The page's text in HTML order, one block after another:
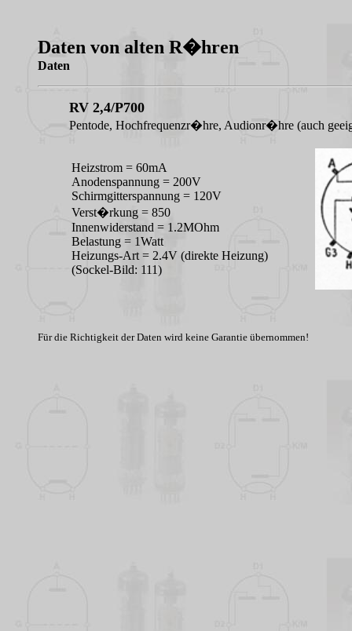
Daten von alten R�hren
Daten
RV 2,4/P700
Pentode, Hochfrequenzr�hre, Audionr�hre (auch
Heizstrom = 60mA
Anodenspannung = 200V
Schirmgitterspannung = 120V
Verst�rkung = 850
Innenwiderstand = 1.2MOhm
Belastung = 1Watt
Heizungs-Art = 2.4V (direkte Heizung)
(Sockel-Bild: 111)
Für die Richtigkeit der Daten wird keine Garantie übernommen!